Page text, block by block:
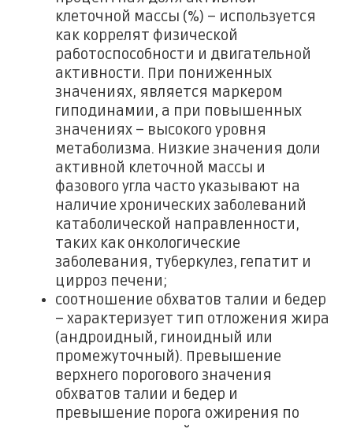
клеточной массы (%) – используется
как коррелят физической
работоспособности и двигательной
активности. При пониженных
значениях, является маркером
гиподинамии, а при повышенных
значениях – высокого уровня
метаболизма. Низкие значения доли
активной клеточной массы и
фазового угла часто указывают на
наличие хронических заболеваний
катаболической направленности,
таких как онкологические
заболевания, туберкулез, гепатит и
цирроз печени;
соотношение обхватов талии и бедер
– характеризует тип отложения жира
(андроидный, гиноидный или
промежуточный). Превышение
верхнего порогового значения
обхватов талии и бедер и
превышение порога ожирения по